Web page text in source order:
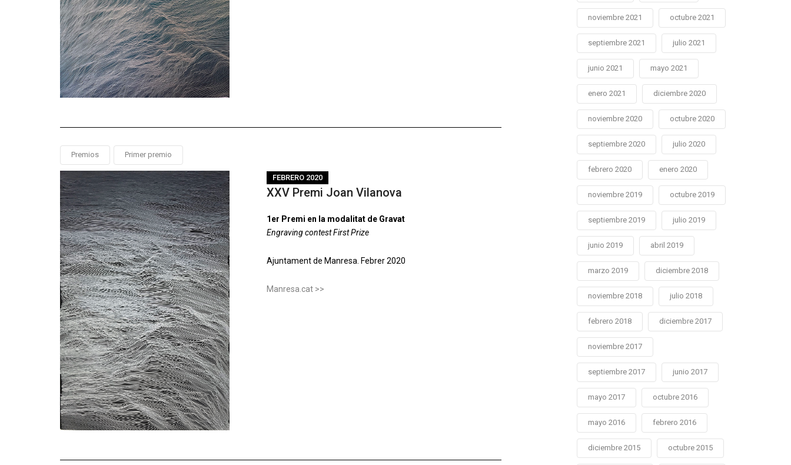
Premios Primer premio
FEBRERO 2020
XXV Premi Joan Vilanova
1er Premi en la modalitat de Gravat
Engraving contest First Prize
Ajuntament de Manresa. Febrer 2020
Manresa.cat >>
noviembre 2021 octubre 2021
septiembre 2021 julio 2021
junio 2021 mayo 2021
enero 2021 diciembre 2020
noviembre 2020 octubre 2020
septiembre 2020 julio 2020
febrero 2020 enero 2020
noviembre 2019 octubre 2019
septiembre 2019 julio 2019
junio 2019 abril 2019
marzo 2019 diciembre 2018
noviembre 2018 julio 2018
febrero 2018 diciembre 2017
noviembre 2017
septiembre 2017 junio 2017
mayo 2017 octubre 2016
mayo 2016 febrero 2016
diciembre 2015 octubre 2015